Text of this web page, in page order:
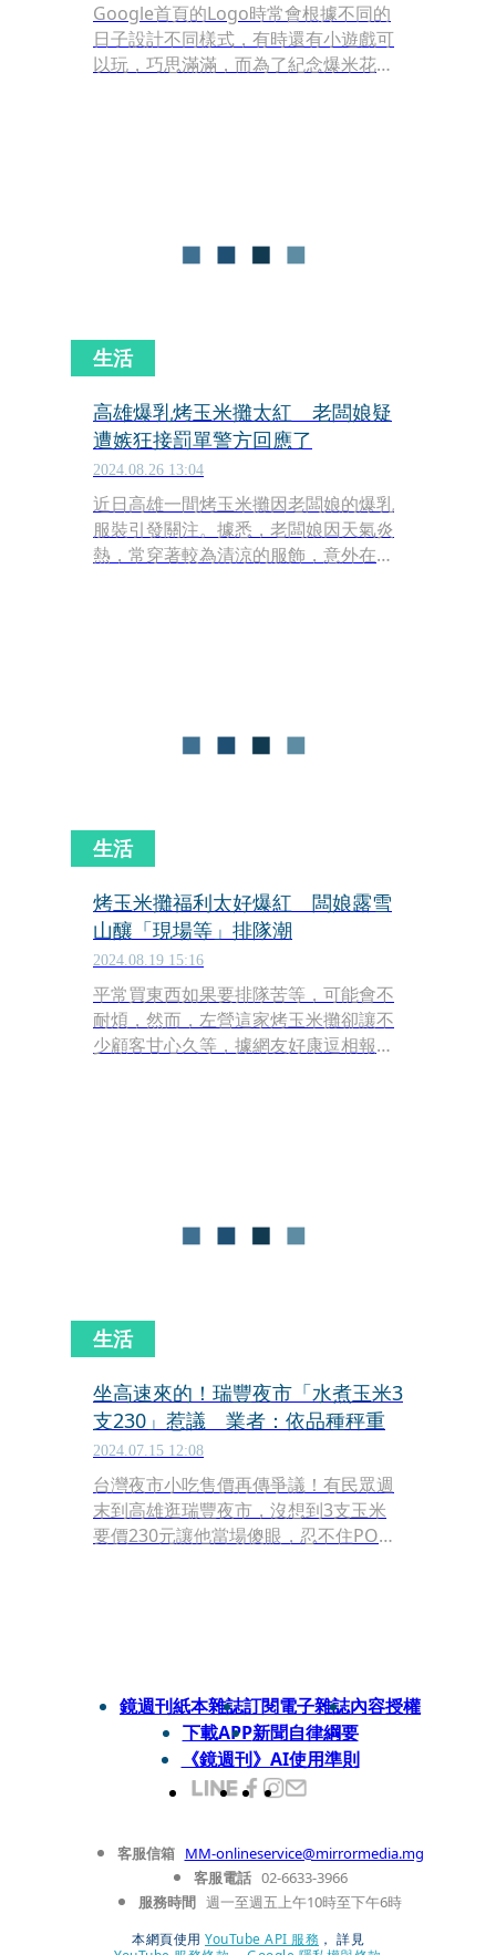
Google首頁的Logo時常會根據不同的
日子設計不同樣式，有時還有小遊戲可
以玩，巧思滿滿，而為了紀念爆米花問
生活
高雄爆乳烤玉米攤太紅 老闆娘疑
遭嫉狂接罰單警方回應了
2024.08.26 13:04
近日高雄一間烤玉米攤因老闆娘的爆乳
服裝引發關注。據悉，老闆娘因天氣炎
熱，常穿著較為清涼的服飾，意外在網
生活
烤玉米攤福利太好爆紅 闆娘露雪
山釀「現場等」排隊潮
2024.08.19 15:16
平常買東西如果要排隊苦等，可能會不
耐煩，然而，左營這家烤玉米攤卻讓不
少顧客甘心久等，據網友好康逗相報在
生活
坐高速來的！瑞豐夜市「水煮玉米3
支230」惹議 業者：依品種秤重
2024.07.15 12:08
台灣夜市小吃售價再傳爭議！有民眾週
末到高雄逛瑞豐夜市，沒想到3支玉米
要價230元讓他當場傻眼，忍不住PO網
鏡週刊紙本雜誌訂閱電子雜誌內容授權
下載APP新聞自律綱要
《鏡週刊》AI使用準則
客服信箱 MM-onlineservice@mirrormedia.mg
客服電話 02-6633-3966
服務時間 週一至週五上午10時至下午6時
本網頁使用 YouTube API 服務 ， 詳見